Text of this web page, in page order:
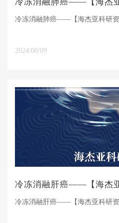
冷冻消融肺癌——【海杰亚科研资
2024/08/09
冷冻消融肝癌——【海杰
冷冻消融肝癌——【海杰亚科研资